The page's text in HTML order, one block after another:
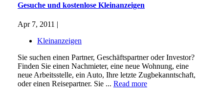
Gesuche und kostenlose Kleinanzeigen
Apr 7, 2011 |
Kleinanzeigen
Sie suchen einen Partner, Geschäftspartner oder Investor?
Finden Sie einen Nachmieter, eine neue Wohnung, eine
neue Arbeitsstelle, ein Auto, Ihre letzte Zugbekanntschaft,
oder einen Reisepartner. Sie ... Read more